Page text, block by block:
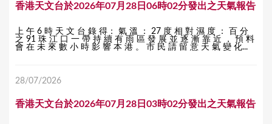
香港天文台於2026年07月28日06時02分發出之天氣報告
上 午 6 時 天 文 台 錄 得： 氣 溫 ： 27 度 相 對 濕 度 ： 百 分
之 91 珠 江 口 一 帶 持 續 有 雨 區 發 展 並 逐 漸 靠 近 ， 預 料
會 在 未 來 數 小 時 影 響 本 港 。 市 民 請 留 意 天 氣 變 化...
28/07/2026
香港天文台於2026年07月28日03時02分發出之天氣報告